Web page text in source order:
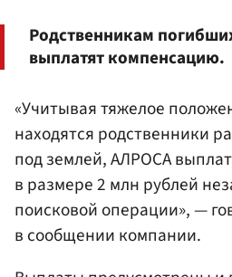
Родственникам
выплатят компенсацию.
«Учитывая тяжелое
находятся родственники
под землей, АЛРОСА
в размере 2 млн рублей
поисковой операции», —
в сообщении компании.